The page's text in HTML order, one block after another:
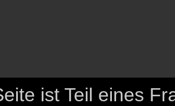
ist Teil eines